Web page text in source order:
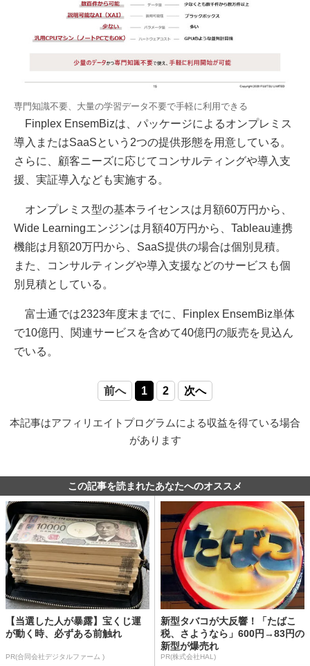
専門知識不要、大量の学習データ不要で手軽に利用できる
Finplex EnsemBizは、パッケージによるオンプレミス
導入またはSaaSという2つの提供形態を用意している。
さらに、顧客ニーズに応じてコンサルティングや導入支
援、実証導入なども実施する。
オンプレミス型の基本ライセンスは月額60万円から、
Wide Learningエンジンは月額40万円から、Tableau連携
機能は月額20万円から、SaaS提供の場合は個別見積。
また、コンサルティングや導入支援などのサービスも個
別見積としている。
富士通では2323年度末までに、Finplex EnsemBiz単体
で10億円、関連サービスを含めて40億円の販売を見込ん
でいる。
前へ 1 2 次へ
本記事はアフィリエイトプログラムによる収益を得ている場合
があります
この記事を読まれたあなたへのオススメ
【当選した人が暴露】宝くじ運
が動く時、必ずある前触れ
PR(合同会社デジタルファーム )
新型タバコが大反響！「たばこ
税、さようなら」600円→83円の
新型が爆売れ
PR(株式会社HAL)